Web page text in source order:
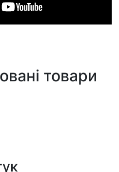
товари